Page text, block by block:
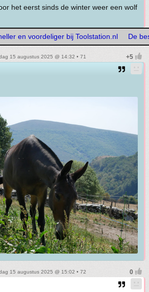
het eerst sinds de winter weer een wolf
en voordeliger bij Toolstation.nl De
15 augustus 2025 @ 14:32 • 71
15 augustus 2025 @ 15:02 • 72